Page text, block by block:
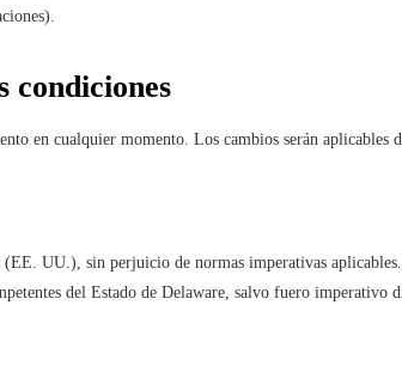
condiciones
en cualquier momento. Los cambios serán aplicables
UU.), sin perjuicio de normas imperativas
del Estado de Delaware, salvo fuero imperativo